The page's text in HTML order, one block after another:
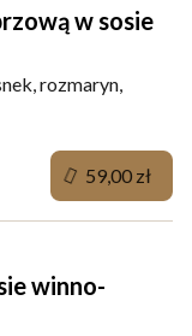
w sosie
rozmaryn,
winno-